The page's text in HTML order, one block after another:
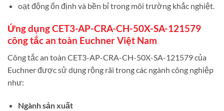
oạt động ổn định và bền bỉ trong môi trường khắc nghiệt.
Ứng dụng CET3-AP-CRA-CH-50X-SA-121579
công tắc an toàn Euchner Việt Nam
Công tắc an toàn CET3-AP-CRA-CH-50X-SA-121579 của
Euchner được sử dụng rộng rãi trong các ngành công nghiệp
như:
Ngành sản xuất